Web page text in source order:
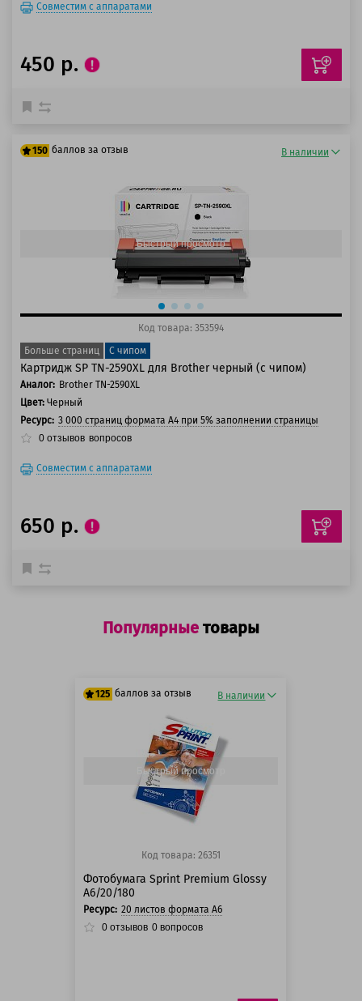
Совместим с аппаратами
450 р.
150 баллов за отзыв В наличии
Быстрый просмотр
Код товара: 353594
Больше страниц
С чипом
Картридж SP TN-2590XL для Brother черный (с чипом)
Аналог: Brother TN-2590XL
Цвет: Черный
Ресурс: 3 000 страниц формата А4 при 5% заполнении страницы
0 отзывов вопросов
Совместим с аппаратами
650 р.
Популярные товары
125 баллов за отзыв
125 баллов
125 баллов
В наличии
Быстрый просмотр
Код товара: 26351
Фотобумага Sprint Premium Glossy
A6/20/180
Ресурс: 20 листов формата А6
0 отзывов 0 вопросов